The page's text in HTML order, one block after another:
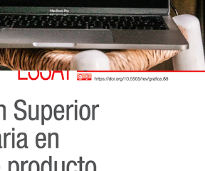
en diseño de producto